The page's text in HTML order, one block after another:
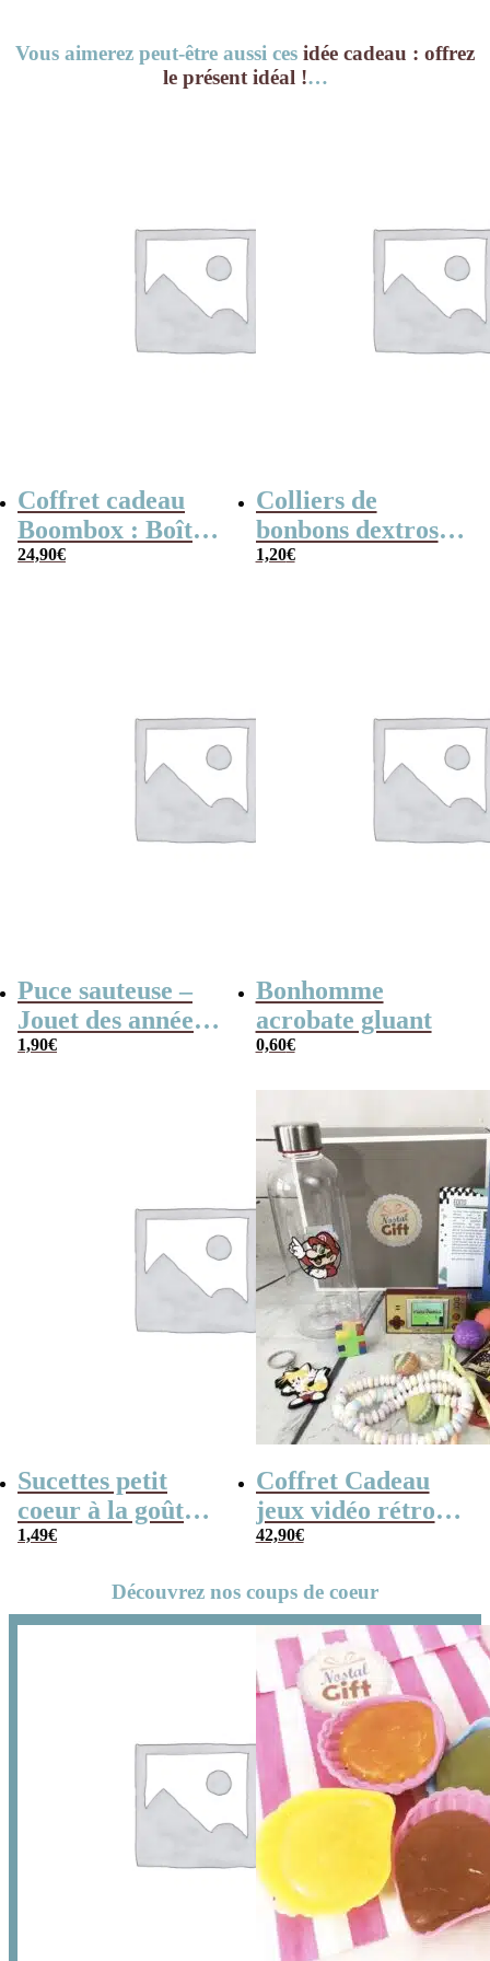
Vous aimerez peut-être aussi ces idée cadeau : offrez
le présent idéal !…
Coffret cadeau
Boombox : Boîte
bonbons des
24,90€
Colliers de
bonbons dextrose
x2
1,20€
Puce sauteuse –
Jouet des années
80
1,90€
Bonhomme
acrobate gluant
0,60€
Sucettes petit
coeur à la goût
cerise x5
1,49€
Coffret Cadeau
jeux vidéo rétro
(avec sa console de
42,90€
Découvrez nos coups de coeur